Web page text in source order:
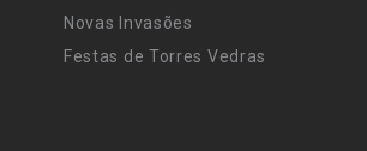
Novas Invasões
Festas de Torres Vedras